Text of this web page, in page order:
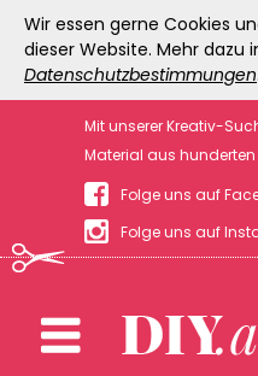
Wir essen gerne Cookies
dieser Website. Mehr dazu
Datenschutzbestimmungen.
Mit unserer Kreativ-
Material aus
Folge uns auf
Folge uns auf